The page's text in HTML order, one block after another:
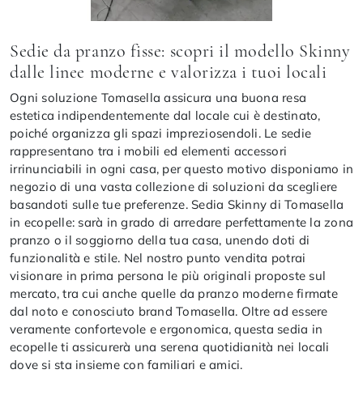
Sedie da pranzo fisse: scopri il modello Skinny
dalle linee moderne e valorizza i tuoi locali
Ogni soluzione Tomasella assicura una buona resa
estetica indipendentemente dal locale cui è destinato,
poiché organizza gli spazi impreziosendoli. Le sedie
rappresentano tra i mobili ed elementi accessori
irrinunciabili in ogni casa, per questo motivo disponiamo in
negozio di una vasta collezione di soluzioni da scegliere
basandoti sulle tue preferenze. Sedia Skinny di Tomasella
in ecopelle: sarà in grado di arredare perfettamente la zona
pranzo o il soggiorno della tua casa, unendo doti di
funzionalità e stile. Nel nostro punto vendita potrai
visionare in prima persona le più originali proposte sul
mercato, tra cui anche quelle da pranzo moderne firmate
dal noto e conosciuto brand Tomasella. Oltre ad essere
veramente confortevole e ergonomica, questa sedia in
ecopelle ti assicurerà una serena quotidianità nei locali
dove si sta insieme con familiari e amici.